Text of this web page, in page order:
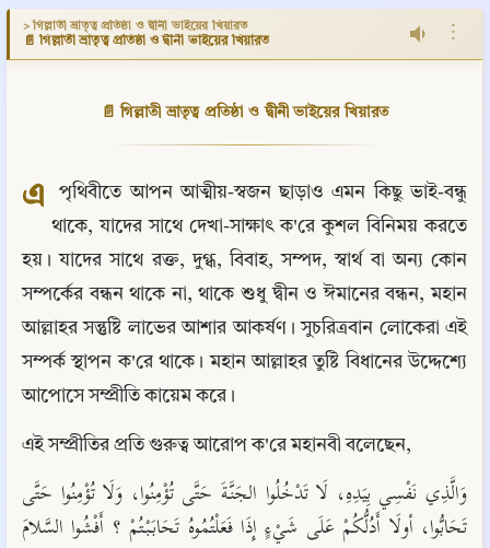
> গিল্লাতী ভ্রাতৃত্ব প্রতিষ্ঠা ও দ্বীনী ভাইয়ের খিয়ারত
📄 গিল্লাতী ভ্রাতৃত্ব প্রতিষ্ঠা ও দ্বীনী ভাইয়ের খিয়ারত ⋮
📄 গিল্লাতী ভ্রাতৃত্ব প্রতিষ্ঠা ও দ্বীনী ভাইয়ের খিয়ারত
এ
পৃথিবীতে আপন আত্মীয়-স্বজন ছাড়াও এমন কিছু ভাই-বন্ধু
থাকে, যাদের সাথে দেখা-সাক্ষাৎ ক'রে কুশল বিনিময় করতে
হয়। যাদের সাথে রক্ত, দুগ্ধ, বিবাহ, সম্পদ, স্বার্থ বা অন্য কোন
সম্পর্কের বন্ধন থাকে না, থাকে শুধু দ্বীন ও ঈমানের বন্ধন, মহান
আল্লাহর সন্তুষ্টি লাভের আশার আকর্ষণ। সুচরিত্রবান লোকেরা এই
সম্পর্ক স্থাপন ক'রে থাকে। মহান আল্লাহর তুষ্টি বিধানের উদ্দেশ্যে
আপোসে সম্প্রীতি কায়েম করে।
এই সম্প্রীতির প্রতি গুরুত্ব আরোপ ক'রে মহানবী বলেছেন,